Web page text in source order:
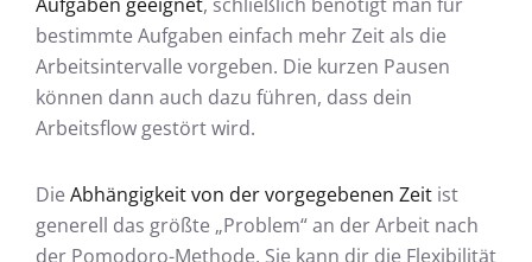
bestimmte Aufgaben einfach mehr Zeit als die
Arbeitsintervalle vorgeben. Die kurzen Pausen
können dann auch dazu führen, dass dein
Arbeitsflow gestört wird.
Die Abhängigkeit von der vorgegebenen Zeit ist
generell das größte „Problem“ an der Arbeit nach
der Pomodoro-Methode. Sie kann dir die Flexibilität